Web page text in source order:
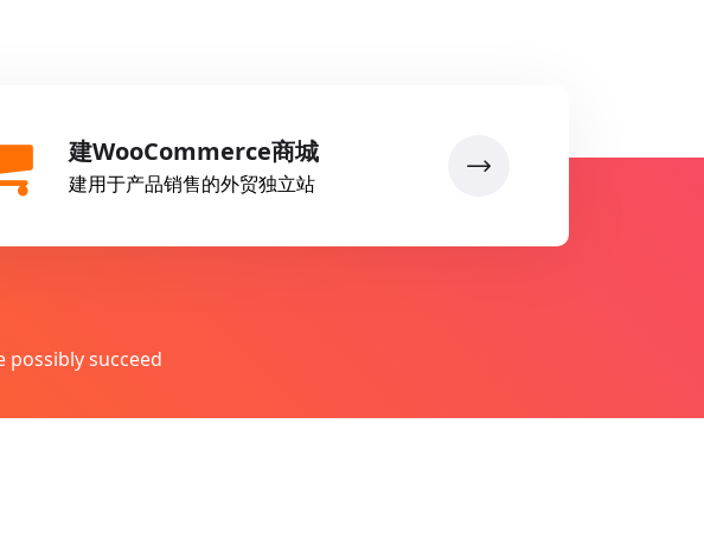
建WooCommerce商城
建用于产品销售的外贸独立站
possibly succeed